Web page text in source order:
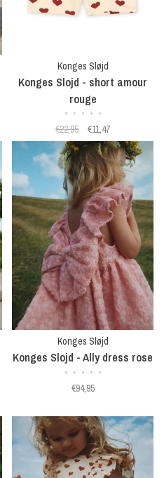
Konges Sløjd
Konges Slojd - short amour
rouge
• • • • •
€22,95 €11,47
Konges Sløjd
Konges Slojd - Ally dress rose
• • • • •
€94,95